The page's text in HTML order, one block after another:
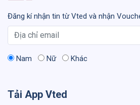
Đăng kí nhận tin từ Vted và nhận
Nam Nữ Khác
Tải App Vted